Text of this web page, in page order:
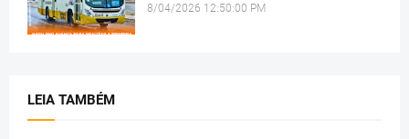
8/04/2026 12:50:00 PM
LEIA TAMBÉM